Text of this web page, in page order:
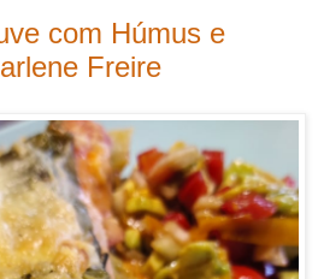
com Húmus e
Freire